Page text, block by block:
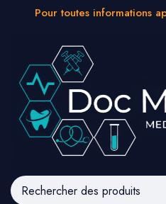
Pour toutes informations